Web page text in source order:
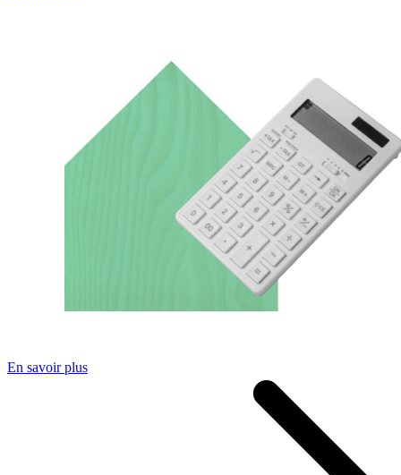
En savoir plus